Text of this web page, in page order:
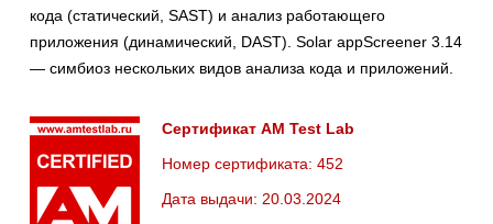
кода (статический, SAST) и анализ работающего
приложения (динамический, DAST). Solar appScreener 3.14
— симбиоз нескольких видов анализа кода и приложений.
Сертификат AM Test Lab
Номер сертификата: 452
Дата выдачи: 20.03.2024